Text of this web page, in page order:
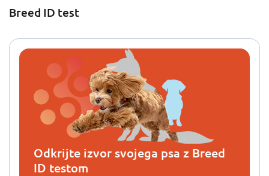
Breed ID test
Odkrijte izvor svojega psa z Breed
ID testom